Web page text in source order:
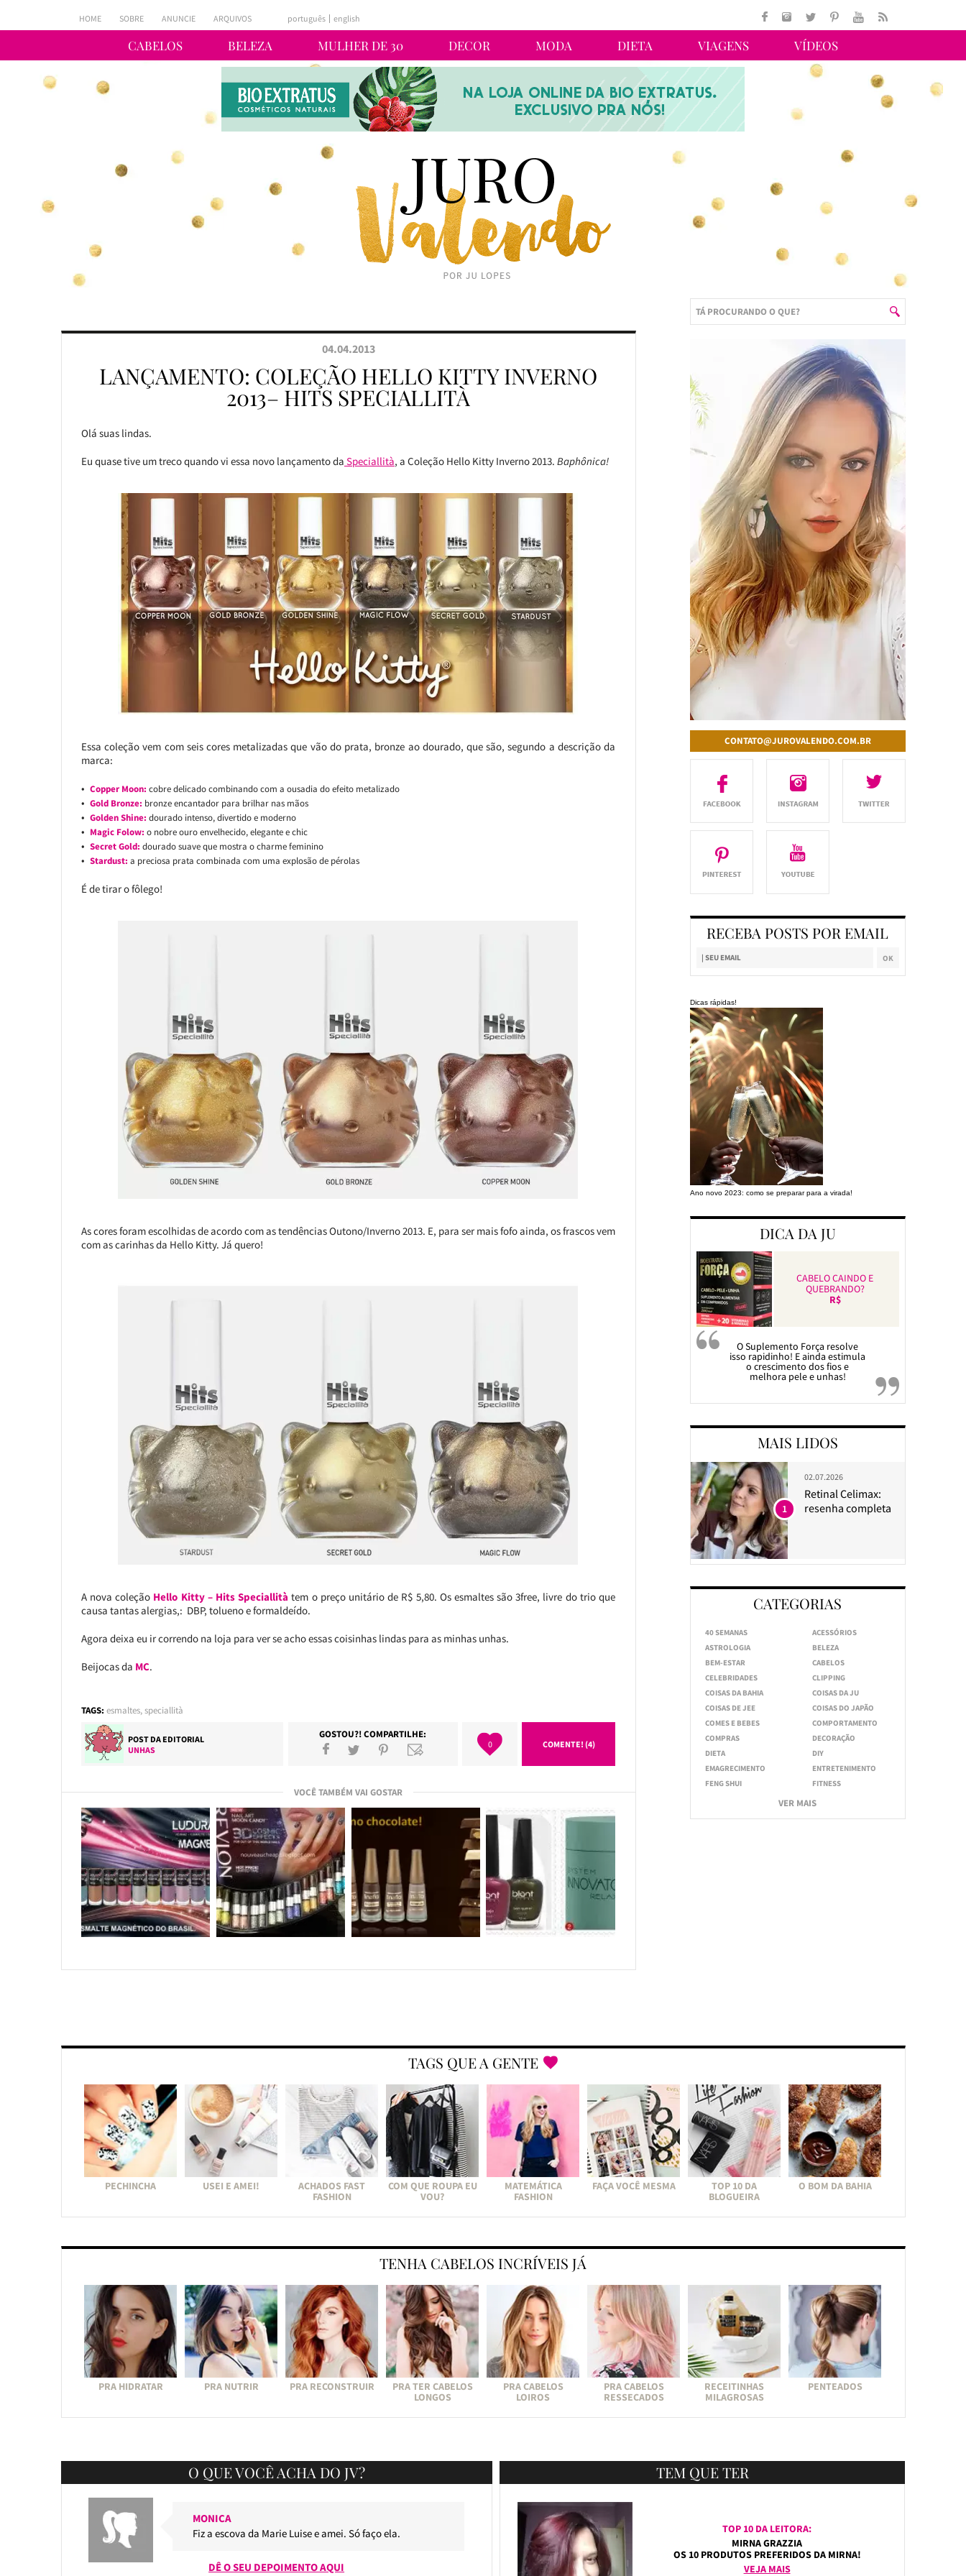
CABELOS BELEZA MULHER DE 30 DECOR MODA DIETA VIAGENS VÍDEOS
HOME SOBRE ANUNCIE ARQUIVOS português english
04.04.2013
LANÇAMENTO: COLEÇÃO HELLO KITTY INVERNO
2013– HITS SPECIALLITÀ
Olá suas lindas.
Eu quase tive um treco quando vi essa novo lançamento da Speciallità, a Coleção Hello Kitty Inverno 2013. Baphônica!
Essa coleção vem com seis cores metalizadas que vão do prata, bronze ao dourado, que são, segundo a descrição da
marca:
Copper Moon: cobre delicado combinando com a ousadia do efeito metalizado
Gold Bronze: bronze encantador para brilhar nas mãos
Golden Shine: dourado intenso, divertido e moderno
Magic Folow: o nobre ouro envelhecido, elegante e chic
Secret Gold: dourado suave que mostra o charme feminino
Stardust: a preciosa prata combinada com uma explosão de pérolas
É de tirar o fôlego!
As cores foram escolhidas de acordo com as tendências Outono/Inverno 2013. E, para ser mais fofo ainda, os frascos vem
com as carinhas da Hello Kitty. Já quero!
A nova coleção Hello Kitty – Hits Speciallità tem o preço unitário de R$ 5,80. Os esmaltes são 3free, livre do trio que
causa tantas alergias,: DBP, tolueno e formaldeído.
Agora deixa eu ir correndo na loja para ver se acho essas coisinhas lindas para as minhas unhas.
Beijocas da MC.
TAGS: esmaltes,speciallità
POST DA EDITORIAL
UNHAS
GOSTOU?! COMPARTILHE:
0 COMENTE! (4)
VOCÊ TAMBÉM VAI GOSTAR
CONTATO@JUROVALENDO.COM.BR
RECEBA POSTS POR EMAIL
Dicas rápidas!
Ano novo 2023: como se preparar para a virada!
DICA DA JU
CABELO CAINDO E
QUEBRANDO?
R$
O Suplemento Força resolve
isso rapidinho! E ainda estimula
o crescimento dos fios e
melhora pele e unhas!
MAIS LIDOS
02.07.2026
Retinal Celimax:
resenha completa
1
CATEGORIAS
40 SEMANAS
ACESSÓRIOS
ASTROLOGIA
BELEZA
BEM-ESTAR
CABELOS
CELEBRIDADES
CLIPPING
COISAS DA BAHIA
COISAS DA JU
COISAS DE JEE
COISAS DO JAPÃO
COMES E BEBES
COMPORTAMENTO
COMPRAS
DECORAÇÃO
DIETA
DIY
EMAGRECIMENTO
ENTRETENIMENTO
FENG SHUI
FITNESS
VER MAIS
TAGS QUE A GENTE
PECHINCHA USEI E AMEI!
ACHADOS FAST
FASHION
COM QUE ROUPA EU
VOU?
MATEMÁTICA
FASHION
FAÇA VOCÊ MESMA
TOP 10 DA
BLOGUEIRA
O BOM DA BAHIA
TENHA CABELOS INCRÍVEIS JÁ
PRA HIDRATAR PRA NUTRIR PRA RECONSTRUIR
PRA TER CABELOS
LONGOS
PRA CABELOS
LOIROS
PRA CABELOS
RESSECADOS
RECEITINHAS
MILAGROSAS
PENTEADOS
O QUE VOCÊ ACHA DO JV?
MONICA
Fiz a escova da Marie Luise e amei. Só faço ela.
DÊ O SEU DEPOIMENTO AQUI
TEM QUE TER
TOP 10 DA LEITORA:
MIRNA GRAZZIA
OS 10 PRODUTOS PREFERIDOS DA MIRNA!
VEJA MAIS